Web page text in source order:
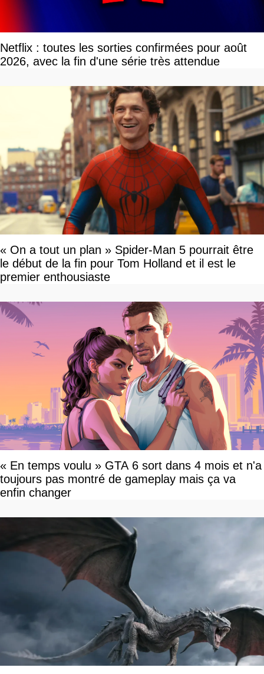
Netflix : toutes les sorties confirmées pour août
2026, avec la fin d'une série très attendue
« On a tout un plan » Spider-Man 5 pourrait être
le début de la fin pour Tom Holland et il est le
premier enthousiaste
« En temps voulu » GTA 6 sort dans 4 mois et n'a
toujours pas montré de gameplay mais ça va
enfin changer